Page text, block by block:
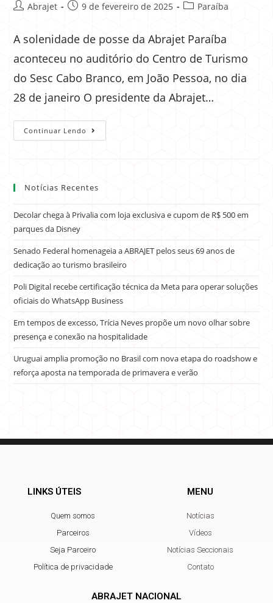
Abrajet 9 de fevereiro de 2025 Paraíba
A solenidade de posse da Abrajet Paraíba
aconteceu no auditório do Centro de Turismo
do Sesc Cabo Branco, em João Pessoa, no dia
28 de janeiro O presidente da Abrajet…
Continuar Lendo
Notícias Recentes
Decolar chega à Privalia com loja exclusiva e cupom de R$ 500 em
parques da Disney
Senado Federal homenageia a ABRAJET pelos seus 69 anos de
dedicação ao turismo brasileiro
Poli Digital recebe certificação técnica da Meta para operar soluções
oficiais do WhatsApp Business
Em tempos de excesso, Trícia Neves propõe um novo olhar sobre
presença e conexão na hospitalidade
Uruguai amplia promoção no Brasil com nova etapa do roadshow e
reforça aposta na temporada de primavera e verão
LINKS ÚTEIS
Quem somos
Parceiros
Seja Parceiro
Política de privacidade
MENU
Notícias
Vídeos
Notícias Seccionais
Contato
ABRAJET NACIONAL